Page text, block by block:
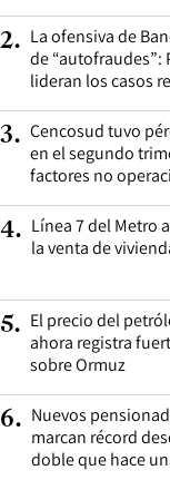
2. La ofensiva de
de “autofraudes”:
lideran los casos
3. Cencosud tuvo
en el segundo
factores no
4. Línea 7 del Metro
la venta de
5. El precio del
ahora registra
sobre Ormuz
6. Nuevos
marcan récord
doble que hace